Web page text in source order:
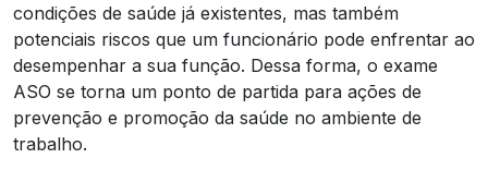
condições de saúde já existentes, mas também
potenciais riscos que um funcionário pode enfrentar ao
desempenhar a sua função. Dessa forma, o exame
ASO se torna um ponto de partida para ações de
prevenção e promoção da saúde no ambiente de
trabalho.